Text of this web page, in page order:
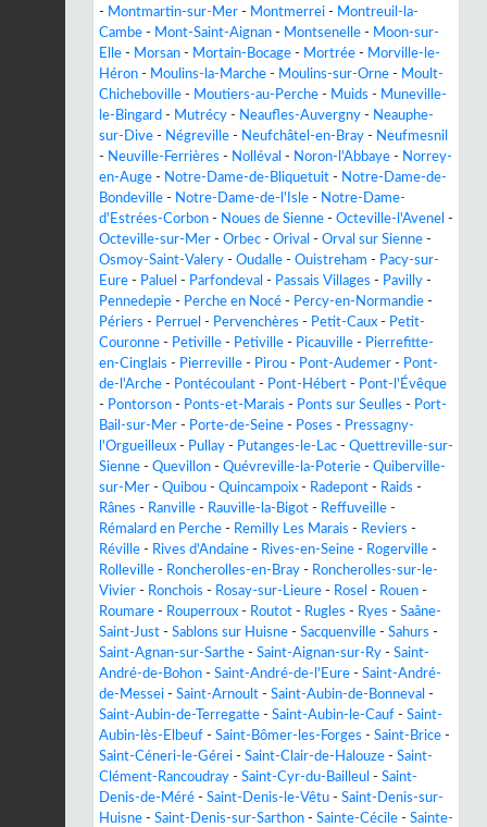
- Montmartin-sur-Mer - Montmerrei - Montreuil-la-
Cambe - Mont-Saint-Aignan - Montsenelle - Moon-sur-
Elle - Morsan - Mortain-Bocage - Mortrée - Morville-le-
Héron - Moulins-la-Marche - Moulins-sur-Orne - Moult-
Chicheboville - Moutiers-au-Perche - Muids - Muneville-
le-Bingard - Mutrécy - Neaufles-Auvergny - Neauphe-
sur-Dive - Négreville - Neufchâtel-en-Bray - Neufmesnil
- Neuville-Ferrières - Nolléval - Noron-l'Abbaye - Norrey-
en-Auge - Notre-Dame-de-Bliquetuit - Notre-Dame-de-
Bondeville - Notre-Dame-de-l'Isle - Notre-Dame-
d'Estrées-Corbon - Noues de Sienne - Octeville-l'Avenel -
Octeville-sur-Mer - Orbec - Orival - Orval sur Sienne -
Osmoy-Saint-Valery - Oudalle - Ouistreham - Pacy-sur-
Eure - Paluel - Parfondeval - Passais Villages - Pavilly -
Pennedepie - Perche en Nocé - Percy-en-Normandie -
Périers - Perruel - Pervenchères - Petit-Caux - Petit-
Couronne - Petiville - Petiville - Picauville - Pierrefitte-
en-Cinglais - Pierreville - Pirou - Pont-Audemer - Pont-
de-l'Arche - Pontécoulant - Pont-Hébert - Pont-l'Évêque
- Pontorson - Ponts-et-Marais - Ponts sur Seulles - Port-
Bail-sur-Mer - Porte-de-Seine - Poses - Pressagny-
l'Orgueilleux - Pullay - Putanges-le-Lac - Quettreville-sur-
Sienne - Quevillon - Quévreville-la-Poterie - Quiberville-
sur-Mer - Quibou - Quincampoix - Radepont - Raids -
Rânes - Ranville - Rauville-la-Bigot - Reffuveille -
Rémalard en Perche - Remilly Les Marais - Reviers -
Réville - Rives d'Andaine - Rives-en-Seine - Rogerville -
Rolleville - Roncherolles-en-Bray - Roncherolles-sur-le-
Vivier - Ronchois - Rosay-sur-Lieure - Rosel - Rouen -
Roumare - Rouperroux - Routot - Rugles - Ryes - Saâne-
Saint-Just - Sablons sur Huisne - Sacquenville - Sahurs -
Saint-Agnan-sur-Sarthe - Saint-Aignan-sur-Ry - Saint-
André-de-Bohon - Saint-André-de-l'Eure - Saint-André-
de-Messei - Saint-Arnoult - Saint-Aubin-de-Bonneval -
Saint-Aubin-de-Terregatte - Saint-Aubin-le-Cauf - Saint-
Aubin-lès-Elbeuf - Saint-Bômer-les-Forges - Saint-Brice -
Saint-Céneri-le-Gérei - Saint-Clair-de-Halouze - Saint-
Clément-Rancoudray - Saint-Cyr-du-Bailleul - Saint-
Denis-de-Méré - Saint-Denis-le-Vêtu - Saint-Denis-sur-
Huisne - Saint-Denis-sur-Sarthon - Sainte-Cécile - Sainte-